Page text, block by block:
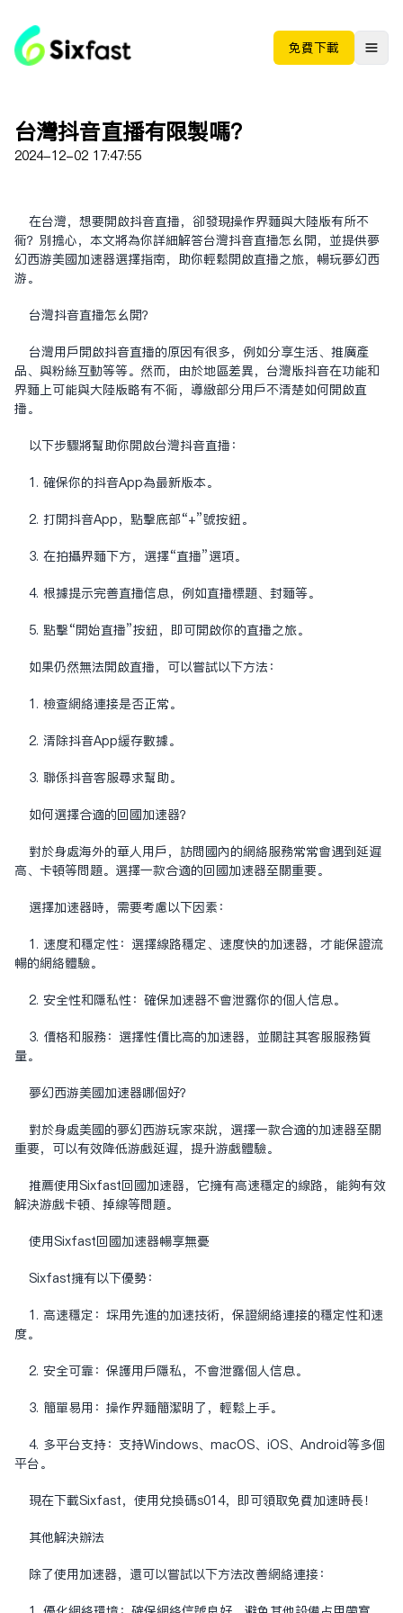
免费下载
台湾抖音直播有限制吗？
2024-12-02 17:47:55
在台湾，想要开启抖音直播，却发现操作界面与大陆版有所不
同？别担心，本文将为你详细解答台湾抖音直播怎么开，并提供梦
幻西游美国加速器选择指南，助你轻松开启直播之旅，畅玩梦幻西
游。
台湾抖音直播怎么开？
台湾用户开启抖音直播的原因有很多，例如分享生活、推广产
品、与粉丝互动等等。然而，由于地区差异，台湾版抖音在功能和
界面上可能与大陆版略有不同，导致部分用户不清楚如何开启直
播。
以下步骤将帮助你开启台湾抖音直播：
1. 确保你的抖音App为最新版本。
2. 打开抖音App，点击底部“+”号按钮。
3. 在拍摄界面下方，选择“直播”选项。
4. 根据提示完善直播信息，例如直播标题、封面等。
5. 点击“开始直播”按钮，即可开启你的直播之旅。
如果仍然无法开启直播，可以尝试以下方法：
1. 检查网络连接是否正常。
2. 清除抖音App缓存数据。
3. 联系抖音客服寻求帮助。
如何选择合适的回国加速器？
对于身处海外的华人用户，访问国内的网络服务常常会遇到延迟
高、卡顿等问题。选择一款合适的回国加速器至关重要。
选择加速器时，需要考虑以下因素：
1. 速度和稳定性：选择线路稳定、速度快的加速器，才能保证流
畅的网络体验。
2. 安全性和隐私性：确保加速器不会泄露你的个人信息。
3. 价格和服务：选择性价比高的加速器，并关注其客服服务质
量。
梦幻西游美国加速器哪个好？
对于身处美国的梦幻西游玩家来说，选择一款合适的加速器至关
重要，可以有效降低游戏延迟，提升游戏体验。
推荐使用Sixfast回国加速器，它拥有高速稳定的线路，能够有效
解决游戏卡顿、掉线等问题。
使用Sixfast回国加速器畅享无忧
Sixfast拥有以下优势：
1. 高速稳定：采用先进的加速技术，保证网络连接的稳定性和速
度。
2. 安全可靠：保护用户隐私，不会泄露个人信息。
3. 简单易用：操作界面简洁明了，轻松上手。
4. 多平台支持：支持Windows、macOS、iOS、Android等多个
平台。
现在下载Sixfast，使用兑换码s014，即可领取免费加速时长！
其他解决办法
除了使用加速器，还可以尝试以下方法改善网络连接：